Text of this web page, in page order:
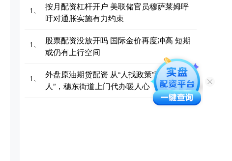
1、
按月配资杠杆开户 美联储官员穆萨莱姆呼
吁对通胀实施有力约束
1、
股票配资没放开吗 国际金价再度冲高 短期
或仍有上行空间
1、
外盘原油期货配资 从“人找政策”到“政策找
人”，穗东街道上门代办暖人心